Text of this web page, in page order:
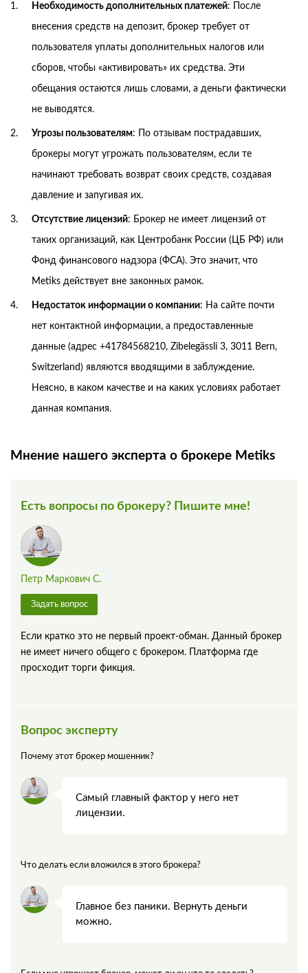
Необходимость дополнительных платежей: После
внесения средств на депозит, брокер требует от
пользователя уплаты дополнительных налогов или
сборов, чтобы «активировать» их средства. Эти
обещания остаются лишь словами, а деньги фактически
не выводятся.
Угрозы пользователям: По отзывам пострадавших,
брокеры могут угрожать пользователям, если те
начинают требовать возврат своих средств, создавая
давление и запугивая их.
Отсутствие лицензий: Брокер не имеет лицензий от
таких организаций, как Центробанк России (ЦБ РФ) или
Фонд финансового надзора (ФСА). Это значит, что
Metiks действует вне законных рамок.
Недостаток информации о компании: На сайте почти
нет контактной информации, а предоставленные
данные (адрес +41784568210, Zibelegässli 3, 3011 Bern,
Switzerland) являются вводящими в заблуждение.
Неясно, в каком качестве и на каких условиях работает
данная компания.
Мнение нашего эксперта о брокере Metiks
Есть вопросы по брокеру? Пишите мне!
Петр Маркович С.
Задать вопрос
Если кратко это не первый проект-обман. Данный брокер
не имеет ничего общего с брокером. Платформа где
просходит торги фикция.
Вопрос эксперту
Почему этот брокер мошенник?
Самый главный фактор у него нет
лицензии.
Что делать если вложился в этого брокера?
Главное без паники. Вернуть деньги
можно.